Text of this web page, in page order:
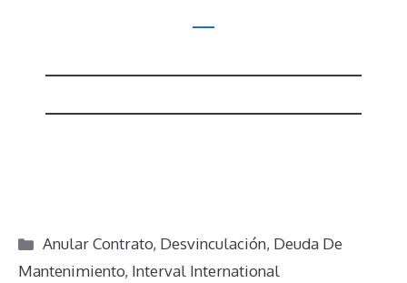
Categorías
Anular Contrato, Desvinculación, Deuda De
Mantenimiento, Interval International